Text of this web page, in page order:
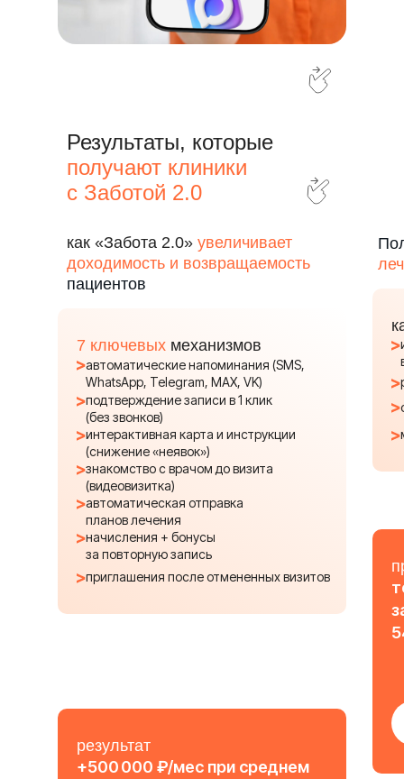
Результаты, которые
получают клиники
с Заботой 2.0
как «Забота 2.0» увеличивает
доходимость и возвращаемость
пациентов
7 ключевых механизмов
автоматические напоминания (SMS,
WhatsApp, Telegram, MAX, VK)
подтверждение записи в 1 клик
(без звонков)
интерактивная карта и инструкции
(снижение «неявок»)
знакомство с врачом до визита
(видеовизитка)
автоматическая отправка
планов лечения
начисления + бонусы
за повторную запись
приглашения после отмененных визитов
результат
+500 000 ₽/мес при среднем